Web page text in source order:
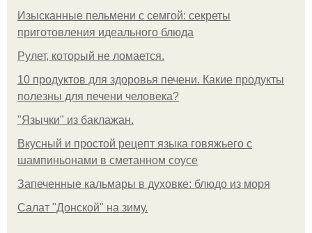
Изысканные пельмени с семгой: секреты
приготовления идеального блюда
Рулет, который не ломается.
10 продуктов для здоровья печени. Какие продукты
полезны для печени человека?
"Язычки" из баклажан.
Вкусный и простой рецепт языка говяжьего с
шампиньонами в сметанном соусе
Запеченные кальмары в духовке: блюдо из моря
Салат "Донской" на зиму.